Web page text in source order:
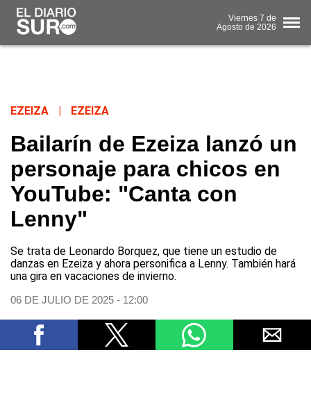
Viernes 7 de
Agosto de 2026
EZEIZA EZEIZA
Bailarín de Ezeiza lanzó un
personaje para chicos en
YouTube: "Canta con
Lenny"
Se trata de Leonardo Borquez, que tiene un estudio de
danzas en Ezeiza y ahora personifica a Lenny. También hará
una gira en vacaciones de invierno.
06 DE JULIO DE 2025 - 12:00